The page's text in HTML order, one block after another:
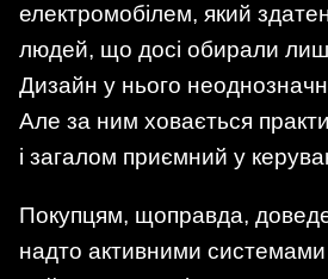
електромобілем, який
людей, що досі обирали
Дизайн у нього
Але за ним ховається
і загалом приємний у
Покупцям, щоправда,
надто активними